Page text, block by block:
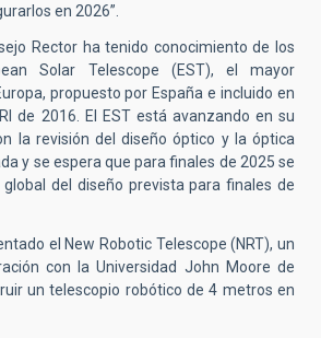
en 2026”.
Rector ha tenido conocimiento de los
Solar Telescope (EST), el mayor
propuesto por España e incluido en
de 2016. El EST está avanzando en su
la revisión del diseño óptico y la óptica
y se espera que para finales de 2025 se
del diseño prevista para finales de
el New Robotic Telescope (NRT), un
con la Universidad John Moore de
un telescopio robótico de 4 metros en